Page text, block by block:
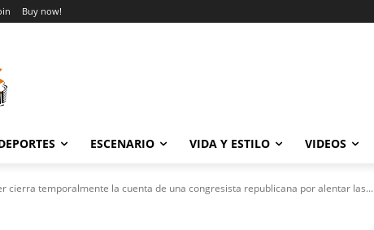
Buy now!
ESCENARIO VIDA Y ESTILO VIDEOS
cierra temporalmente la cuenta de una congresista republicana por alentar las...